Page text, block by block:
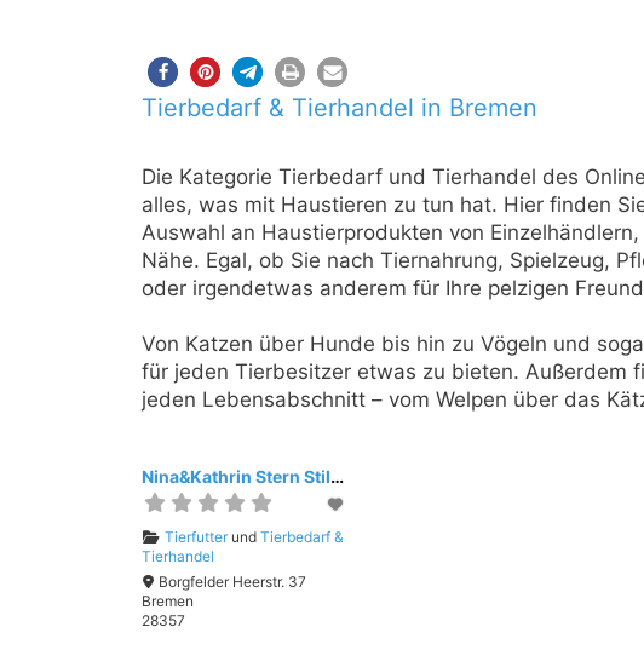
Tierbedarf & Tierhandel in Bremen
Die Kategorie Tierbedarf und Tierhandel des
alles, was mit Haustieren zu tun hat. Hier finden
Auswahl an Haustierprodukten von
Nähe. Egal, ob Sie nach Tiernahrung, Spielzeug,
oder irgendetwas anderem für Ihre pelzigen
Von Katzen über Hunde bis hin zu Vögeln und
für jeden Tierbesitzer etwas zu bieten. Außerdem
jeden Lebensabschnitt – vom Welpen über das
Nina&Kathrin Stern Stilhütte GbR
Tierfutterund Tierbedarf &
Tierhandel
Borgfelder Heerstr. 37
Bremen
28357